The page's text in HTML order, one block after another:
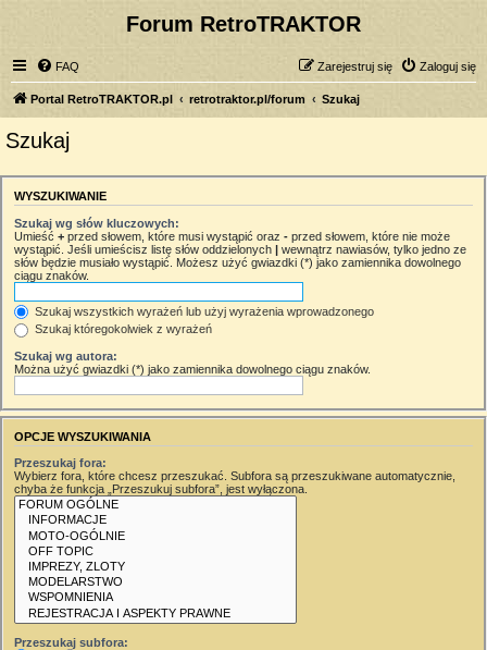
Forum RetroTRAKTOR
FAQ Zaloguj się
Zarejestruj się
Portal RetroTRAKTOR.pl retrotraktor.pl/forum Szukaj
Szukaj
WYSZUKIWANIE
Szukaj wg słów kluczowych:
Umieść + przed słowem, które musi wystąpić oraz - przed słowem, które nie może
wystąpić. Jeśli umieścisz listę słów oddzielonych | wewnątrz nawiasów, tylko jedno ze
słów będzie musiało wystąpić. Możesz użyć gwiazdki (*) jako zamiennika dowolnego
ciągu znaków.
Szukaj wszystkich wyrażeń lub użyj wyrażenia wprowadzonego
Szukaj któregokolwiek z wyrażeń
Szukaj wg autora:
Można użyć gwiazdki (*) jako zamiennika dowolnego ciągu znaków.
OPCJE WYSZUKIWANIA
Przeszukaj fora:
Wybierz fora, które chcesz przeszukać. Subfora są przeszukiwane automatycznie,
chyba że funkcja „Przeszukuj subfora”, jest wyłączona.
Przeszukaj subfora: